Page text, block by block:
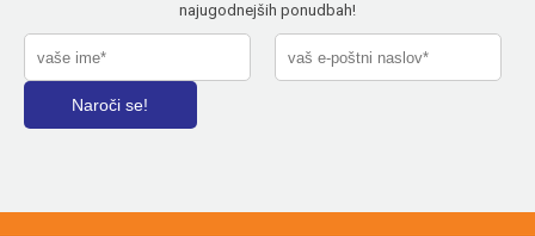
najugodnejših ponudbah!